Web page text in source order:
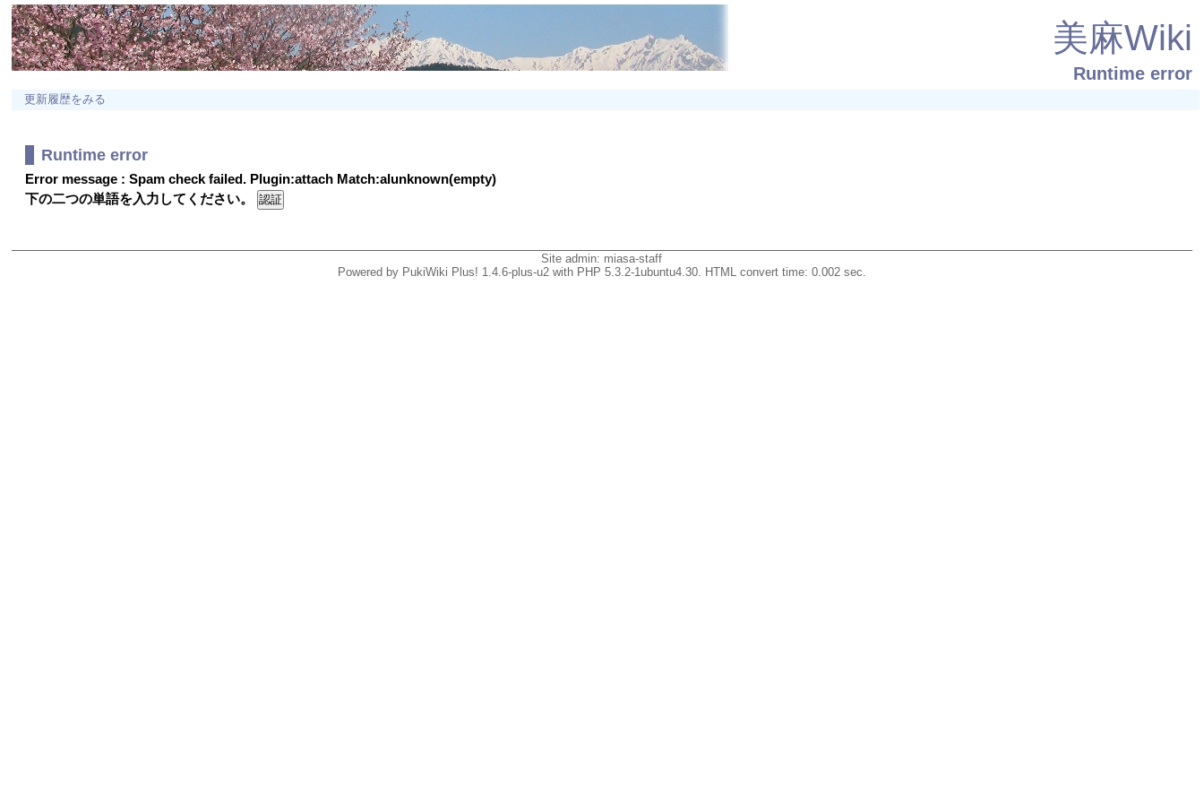
美麻Wiki
Runtime error
更新履歴をみる
Runtime error
Error message : Spam check failed. Plugin:attach Match:alunknown(empty)
下の二つの単語を入力してください。
Site admin: miasa-staff
Powered by PukiWiki Plus! 1.4.6-plus-u2 with PHP 5.3.2-1ubuntu4.30. HTML convert time: 0.002 sec.